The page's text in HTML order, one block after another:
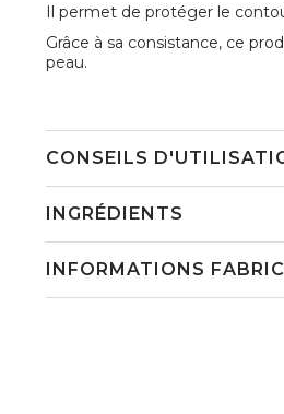
Il permet de protéger le
Grâce à sa consistance, ce
peau.
CONSEILS
INGRÉDIENTS
INFORMATIONS